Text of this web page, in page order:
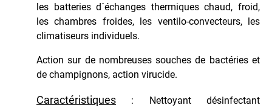
les batteries d´échanges thermiques chaud, froid,
les chambres froides, les ventilo-convecteurs, les
climatiseurs individuels.
Action sur de nombreuses souches de bactéries et
de champignons, action virucide.
Caractéristiques : Nettoyant désinfectant